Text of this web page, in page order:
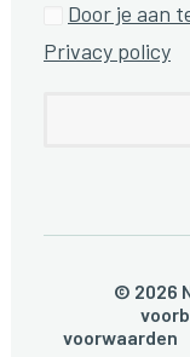
Door je aan
Privacy policy
© 2026
voorwaarden